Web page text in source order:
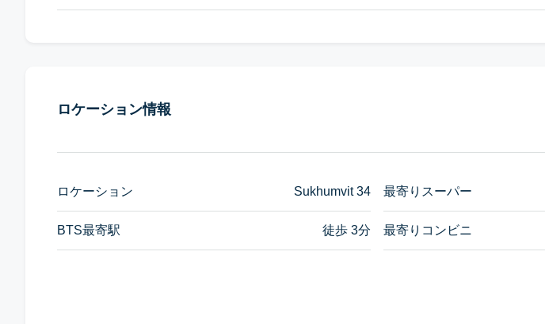
ロケーション情報
ロケーション Sukhumvit 34
BTS最寄駅 徒歩 3分
最寄りスーパー
最寄りコンビニ